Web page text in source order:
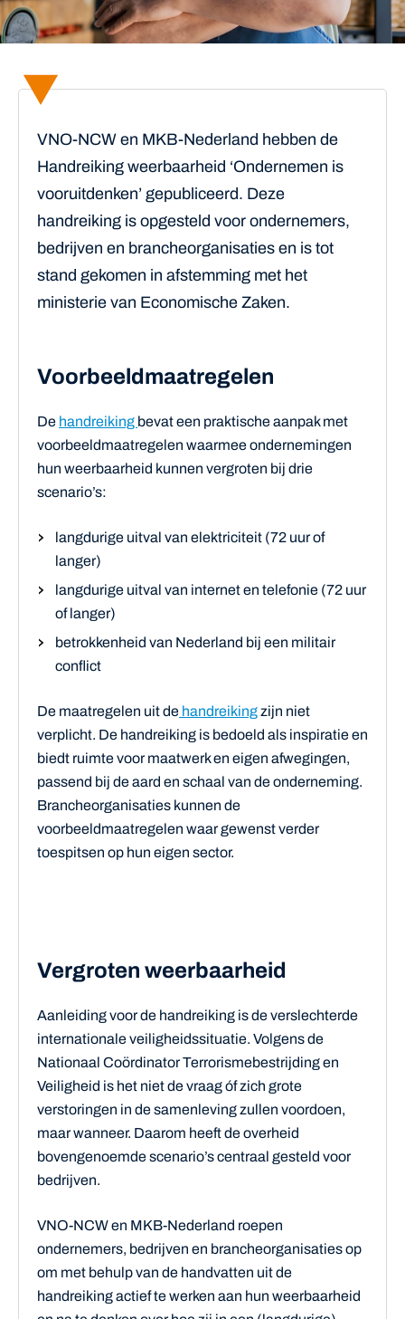
VNO-NCW en MKB-Nederland hebben de
Handreiking weerbaarheid ‘Ondernemen is
vooruitdenken’ gepubliceerd. Deze
handreiking is opgesteld voor ondernemers,
bedrijven en brancheorganisaties en is tot
stand gekomen in afstemming met het
ministerie van Economische Zaken.
Voorbeeldmaatregelen
De handreiking bevat een praktische aanpak met
voorbeeldmaatregelen waarmee ondernemingen
hun weerbaarheid kunnen vergroten bij drie
scenario’s:
langdurige uitval van elektriciteit (72 uur of
langer)
langdurige uitval van internet en telefonie (72 uur
of langer)
betrokkenheid van Nederland bij een militair
conflict
De maatregelen uit de handreikingzijn niet
verplicht. De handreiking is bedoeld als inspiratie en
biedt ruimte voor maatwerk en eigen afwegingen,
passend bij de aard en schaal van de onderneming.
Brancheorganisaties kunnen de
voorbeeldmaatregelen waar gewenst verder
toespitsen op hun eigen sector.
Vergroten weerbaarheid
Aanleiding voor de handreiking is de verslechterde
internationale veiligheidssituatie. Volgens de
Nationaal Coördinator Terrorismebestrijding en
Veiligheid is het niet de vraag óf zich grote
verstoringen in de samenleving zullen voordoen,
maar wanneer. Daarom heeft de overheid
bovengenoemde scenario’s centraal gesteld voor
bedrijven.
VNO-NCW en MKB-Nederland roepen
ondernemers, bedrijven en brancheorganisaties op
om met behulp van de handvatten uit de
handreiking actief te werken aan hun weerbaarheid